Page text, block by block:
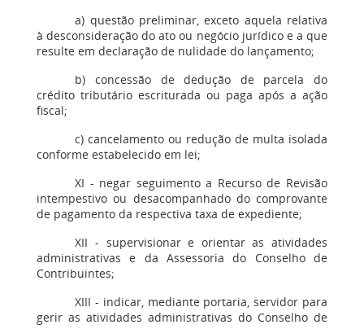
a) questão preliminar, exceto aquela relativa
à desconsideração do ato ou negócio jurídico e a que
resulte em declaração de nulidade do lançamento;
b) concessão de dedução de parcela do
crédito tributário escriturada ou paga após a ação
fiscal;
c) cancelamento ou redução de multa isolada
conforme estabelecido em lei;
XI - negar seguimento a Recurso de Revisão
intempestivo ou desacompanhado do comprovante
de pagamento da respectiva taxa de expediente;
XII - supervisionar e orientar as atividades
administrativas e da Assessoria do Conselho de
Contribuintes;
XIII - indicar, mediante portaria, servidor para
gerir as atividades administrativas do Conselho de